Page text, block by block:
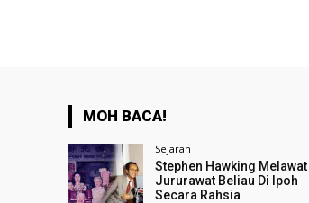
MOH BACA!
Sejarah
Stephen Hawking Melawat
Jururawat Beliau Di Ipoh
Secara Rahsia